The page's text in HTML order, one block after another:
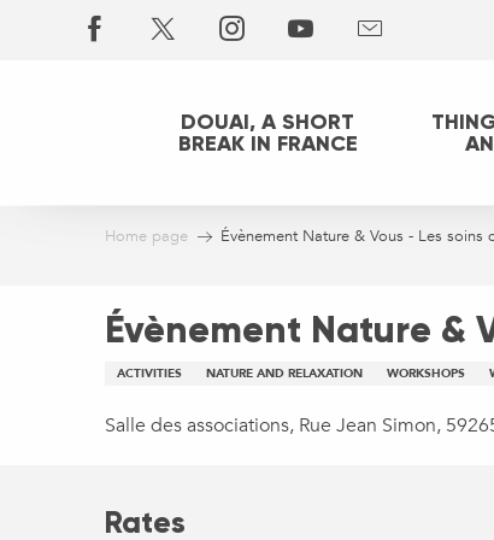
DOUAI, A SHORT
BREAK IN FRANCE
Home page Évènement Nature & Vous - Les soins
Évènement Nature &
ACTIVITIES NATURE AND RELAXATION WORKSHOPS
Salle des associations, Rue Jean Simon,
Rates